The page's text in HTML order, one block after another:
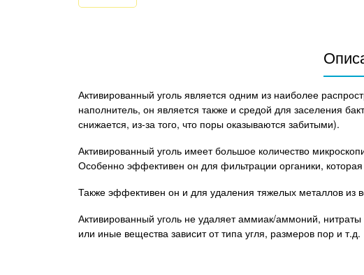
Активированный уголь является одним из наиболее
наполнитель, он является также и средой для заселения
снижается, из-за того, что поры оказываются забитыми).
Активированный уголь имеет большое количество
Особенно эффективен он для фильтрации органики,
Также эффективен он и для удаления тяжелых металлов из
Активированный уголь не удаляет аммиак/аммоний,
или иные вещества зависит от типа угля, размеров пор и т.д.